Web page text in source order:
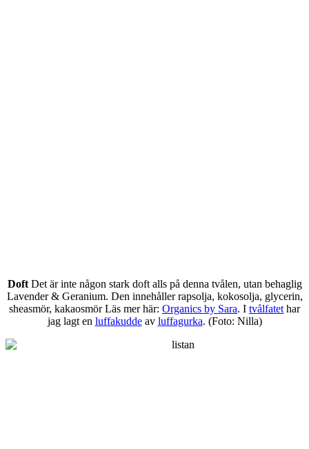
DoftDet är inte någon stark doft alls på denna tvålen, utan behaglig
Lavender & Geranium. Den innehåller rapsolja, kokosolja, glycerin,
sheasmör, kakaosmör Läs mer här: Organics by Sara. I tvålfatet har
jag lagt en luffakuddeav luffagurka. (Foto: Nilla)